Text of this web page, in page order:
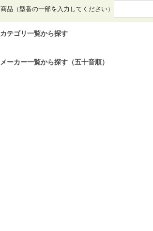
商品（型番の一部を入力してください）
カテゴリ一覧から探す
メーカー一覧から探す（五十音順）